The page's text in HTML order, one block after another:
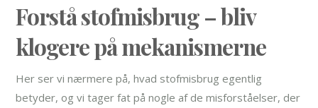
Forstå stofmisbrug – bliv
klogere på mekanismerne
Her ser vi nærmere på, hvad stofmisbrug egentlig
betyder, og vi tager fat på nogle af de misforståelser, der